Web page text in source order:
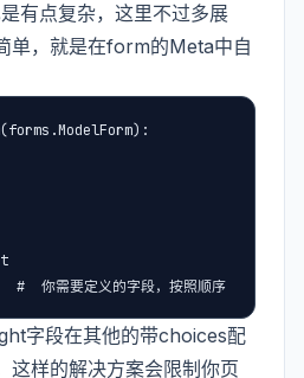
有点复杂，这里不过多展
单，就是在form的Meta中自
你需要定义的字段，按照顺序
字段在其他的带choices配
这样的解决方案会限制你页